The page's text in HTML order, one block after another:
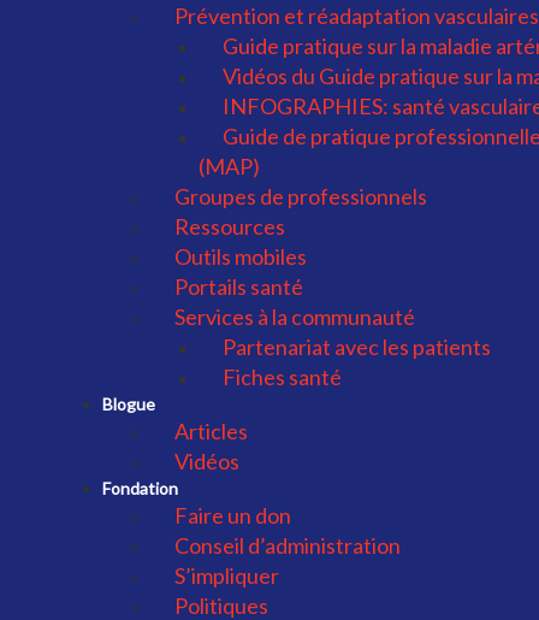
Prévention et réadaptation vasculaires
Guide pratique sur la maladie
Vidéos du Guide pratique sur la
INFOGRAPHIES: santé
Guide de pratique
(MAP)
Groupes de professionnels
Ressources
Outils mobiles
Portails santé
Services à la communauté
Partenariat avec les patients
Fiches santé
Blogue
Articles
Vidéos
Fondation
Faire un don
Conseil d’administration
S’impliquer
Politiques